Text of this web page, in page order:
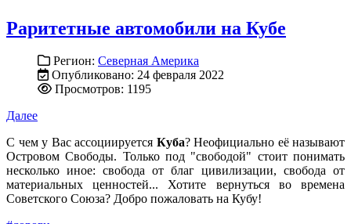
Раритетные автомобили на Кубе
Регион: Северная Америка
Опубликовано: 24 февраля 2022
Просмотров: 1195
Далее
С чем у Вас ассоциируется Куба? Неофициально её называют
Островом Свободы. Только под "свободой" стоит понимать
несколько иное: свобода от благ цивилизации, свобода от
материальных ценностей... Хотите вернуться во времена
Советского Союза? Добро пожаловать на Кубу!